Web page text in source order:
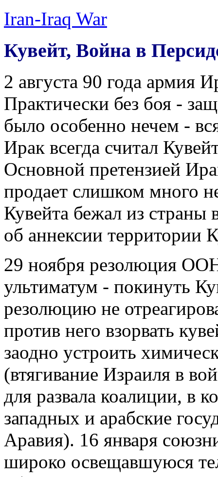
Iran-Iraq War
Кувейт, Война в
2 августа 90 года армия
Практически без боя -
было особенно нечем -
Ирак всегда считал
Основной претензией
продает слишком много
Кувейта бежал из страны
об аннексии территории
29 ноября резолюция
ультиматум - покинуть
резолюцию не
против него взорвать
заодно устроить
(втягивание Израиля в
для развала коалиции, в
западных и арабские
Аравия). 16 января
широко освещавшуюся